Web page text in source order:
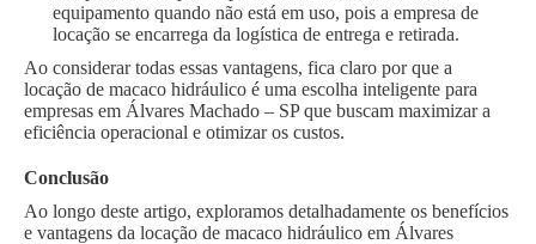
equipamento quando não está em uso, pois a empresa de
locação se encarrega da logística de entrega e retirada.
Ao considerar todas essas vantagens, fica claro por que a
locação de macaco hidráulico é uma escolha inteligente para
empresas em Álvares Machado – SP que buscam maximizar a
eficiência operacional e otimizar os custos.
Conclusão
Ao longo deste artigo, exploramos detalhadamente os benefícios
e vantagens da locação de macaco hidráulico em Álvares